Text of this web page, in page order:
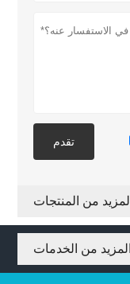
تقدم
المزيد من المنتجات
المزيد من الخدمات